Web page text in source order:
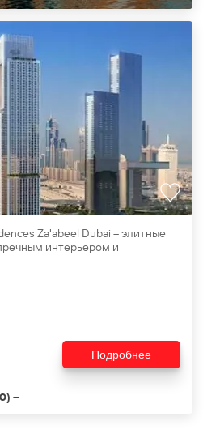
Za'abeel Dubai – элитные
интерьером и
–
Подробнее